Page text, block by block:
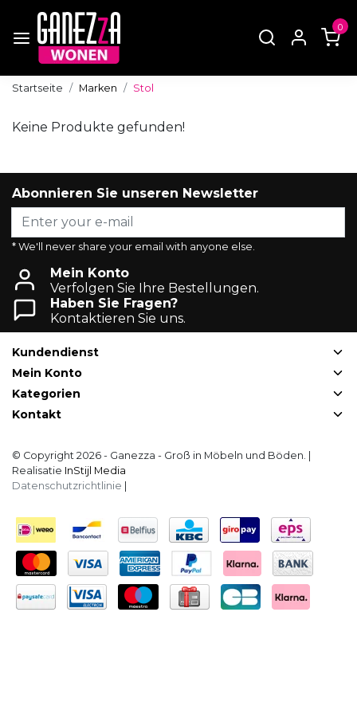
0
Startseite Marken Stol
Keine Produkte gefunden!
Abonnieren Sie unseren Newsletter
* We'll never share your email with anyone else.
Mein Konto
Verfolgen Sie Ihre Bestellungen.
Haben Sie Fragen?
Kontaktieren Sie uns.
Kundendienst
Mein Konto
Kategorien
Kontakt
© Copyright 2026 - Ganezza - Groß in Möbeln und Böden. |
Realisatie InStijl Media
Datenschutzrichtlinie